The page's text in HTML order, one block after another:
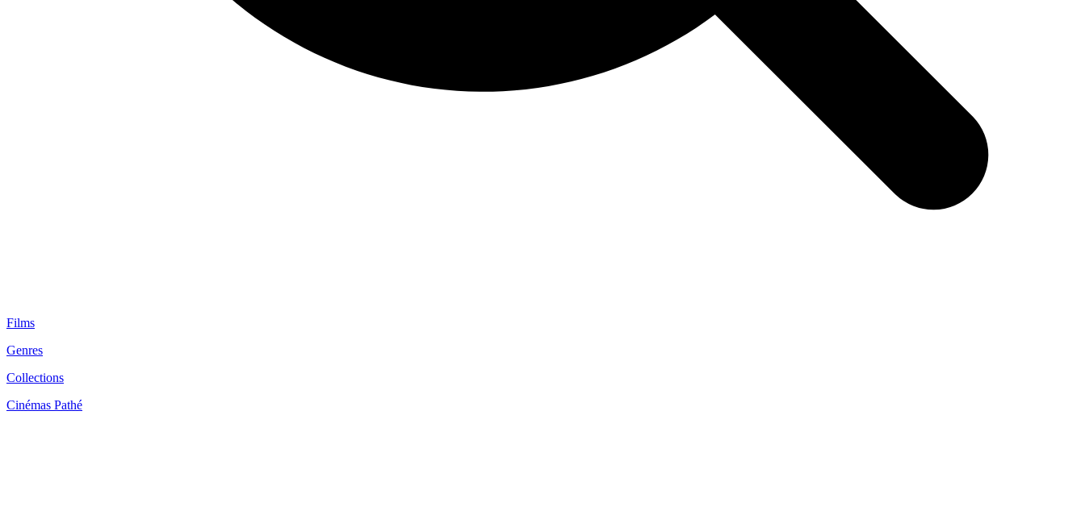
Films
Genres
Collections
Cinémas Pathé